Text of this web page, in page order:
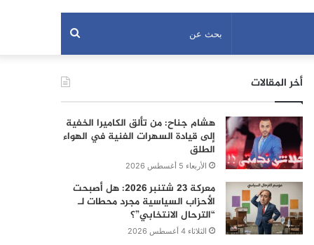
بحث
عن أخر المقالات
هشام جناح: من تألق الكاميرا الخفية
إلى قيادة السهرات الفنية في الهواء
الطلق
الأربعاء 5 أغسطس 2026
معركة 23 شتنبر 2026: هل أصبحت
الأحزاب السياسية مجرد محطات لـ
“الترحال الانتخابي”؟
الثلاثاء 4 أغسطس 2026